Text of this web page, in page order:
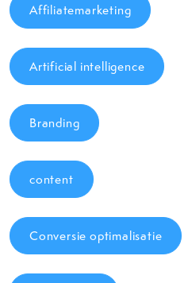
Affiliatemarketing
Artificial intelligence
Branding
content
Conversie optimalisatie